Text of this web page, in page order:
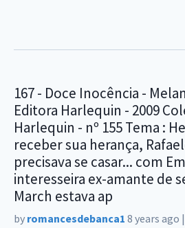
167 - Doce Inocência -
Editora Harlequin - 2009
Harlequin - nº 155 Tema :
receber sua herança,
precisava se casar... com
interesseira ex-amante de
March estava ap
by romancesdebanca1 8 years ago |